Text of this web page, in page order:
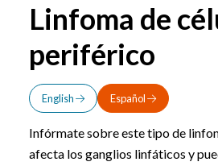
Linfoma de
periférico
English Español
Infórmate sobre este tipo de
afecta los ganglios linfáticos y